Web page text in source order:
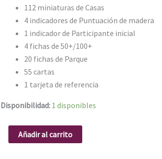
112 miniaturas de Casas
4 indicadores de Puntuación de madera
1 indicador de Participante inicial
4 fichas de 50+/100+
20 fichas de Parque
55 cartas
1 tarjeta de referencia
Disponibilidad: 1 disponibles
Añadir al carrito